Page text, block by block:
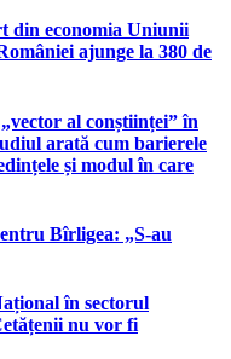
din economia Uniunii
ajunge la 380 de
al conștiinței” în
arată cum barierele
și modul în care
Bîrligea: „S-au
în sectorul
nu vor fi